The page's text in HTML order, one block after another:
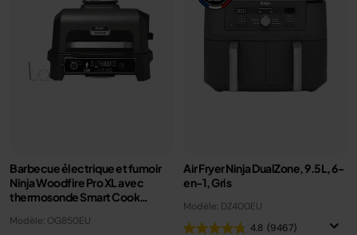
Barbecue électrique et fumoir
Ninja Woodfire Pro XL avec
thermosonde Smart Cook
Modèle: OG850EU
Air Fryer Ninja DualZone, 9.5L, 6-
en-1, Gris
Modèle: DZ400EU
4.8 (9467)